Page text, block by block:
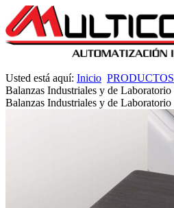
Usted está aquí: Inicio PRODUCTOS
Balanzas Industriales y de Laboratorio
Balanzas Industriales y de Laboratorio